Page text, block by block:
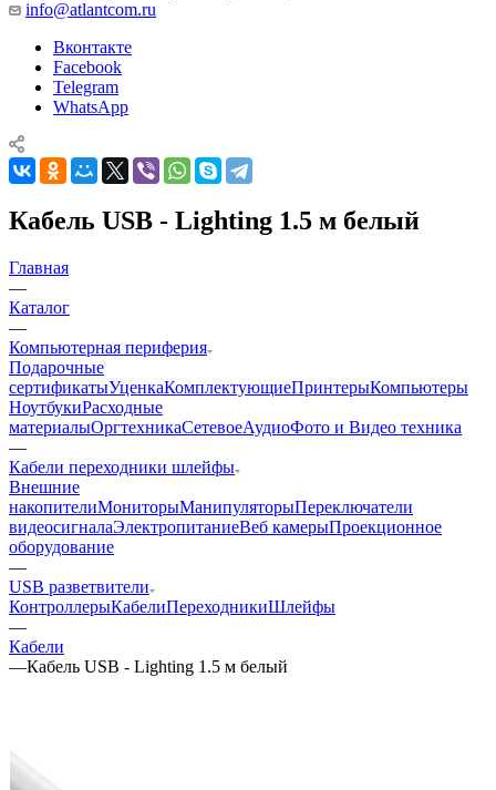
info@atlantcom.ru
Вконтакте
Facebook
Telegram
WhatsApp
Кабель USB - Lighting 1.5 м белый
Главная
—
Каталог
—
Компьютерная периферия
Подарочные
сертификатыУценкаКомплектующиеПринтерыКомпьютеры
НоутбукиРасходные
материалыОргтехникаСетевоеАудиоФото и Видео техника
—
Кабели переходники шлейфы
Внешние
накопителиМониторыМанипуляторыПереключатели
видеосигналаЭлектропитаниеВеб камерыПроекционное
оборудование
—
USB разветвители
КонтроллерыКабелиПереходникиШлейфы
—
Кабели
—Кабель USB - Lighting 1.5 м белый